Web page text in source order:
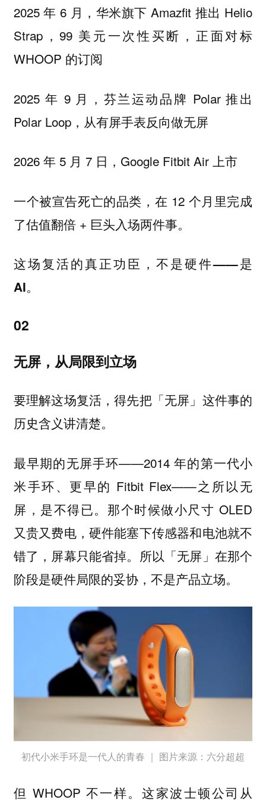
2025 年 6 月，华米旗下 Amazfit 推出 Helio
Strap，99 美元一次性买断，正面对标
WHOOP 的订阅
2025 年 9 月，芬兰运动品牌 Polar 推出
Polar Loop，从有屏手表反向做无屏
2026 年 5 月 7 日，Google Fitbit Air 上市
一个被宣告死亡的品类，在 12 个月里完成
了估值翻倍 + 巨头入场两件事。
这场复活的真正功臣，不是硬件——是
AI。
02
无屏，从局限到立场
要理解这场复活，得先把「无屏」这件事的
历史含义讲清楚。
最早期的无屏手环——2014 年的第一代小
米手环、更早的 Fitbit Flex——之所以无
屏，是不得已。那个时候做小尺寸 OLED
又贵又费电，硬件能塞下传感器和电池就不
错了，屏幕只能省掉。所以「无屏」在那个
阶段是硬件局限的妥协，不是产品立场。
初代小米手环是一代人的青春 ｜ 图片来源：六分超超
但 WHOOP 不一样。这家波士顿公司从